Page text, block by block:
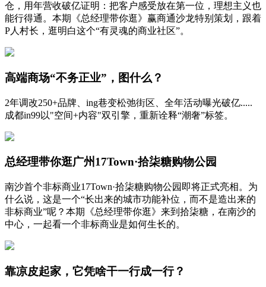
仓，用年营收破亿证明：把客户感受放在第一位，理想主义也
能行得通。本期《总经理带你逛》赢商通沙龙特别策划，跟着
P人村长，逛明白这个“有灵魂的商业社区”。
高端商场“不务正业”，图什么？
2年调改250+品牌、ing巷变松弛街区、全年活动曝光破亿.....
成都in99以"空间+内容"双引擎，重新诠释“潮奢”标签。
总经理带你逛广州17Town·拾柒糖购物公园
南沙首个非标商业17Town·拾柒糖购物公园即将正式亮相。为
什么说，这是一个“长出来的城市功能补位，而不是造出来的
非标商业”呢？本期《总经理带你逛》来到拾柒糖，在南沙的
中心，一起看一个非标商业是如何生长的。
靠凉皮起家，它凭啥干一行成一行？